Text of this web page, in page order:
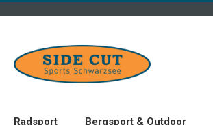
Radsport Bergsport & Outdoor